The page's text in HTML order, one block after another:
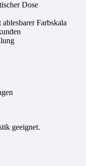
Dose
Farbskala
geeignet.